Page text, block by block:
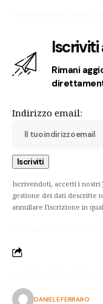
Rimani
Indirizzo email:
Iscrivendoti, accetti i nostri
gestione dei dati descritte
annullare l'iscrizione in
DANIELE FERRARO